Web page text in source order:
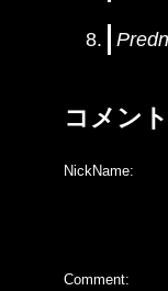
コメン
NickName:
Comment: